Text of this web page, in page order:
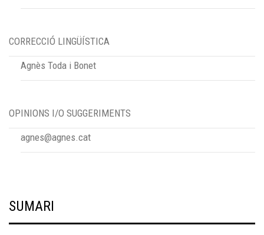
CORRECCIÓ LINGÜÍSTICA
Agnès Toda i Bonet
OPINIONS I/O SUGGERIMENTS
agnes@agnes.cat
SUMARI